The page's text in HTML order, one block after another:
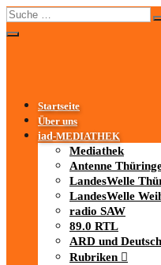
Startseite
Über uns
iad-MEDIATHEK
Mediathek
Antenne
LandesWelle
LandesWelle
radio SAW
89.0 RTL
ARD und
Rubriken